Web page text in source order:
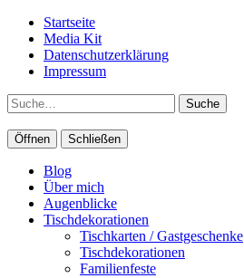
Startseite
Media Kit
Datenschutzerklärung
Impressum
Suche
Öffnen Schließen
Blog
Über mich
Augenblicke
Tischdekorationen
Tischkarten / Gastgeschenke
Tischdekorationen
Familienfeste